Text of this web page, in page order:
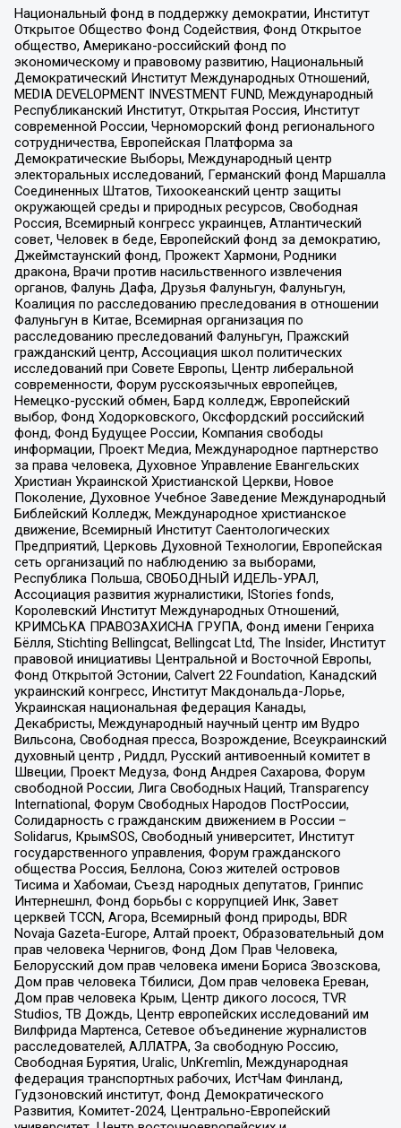
Национальный фонд в поддержку демократии, Институт
Открытое Общество Фонд Содействия, Фонд Открытое
общество, Американо-российский фонд по
экономическому и правовому развитию, Национальный
Демократический Институт Международных Отношений,
MEDIA DEVELOPMENT INVESTMENT FUND, Международный
Республиканский Институт, Открытая Россия, Институт
современной России, Черноморский фонд регионального
сотрудничества, Европейская Платформа за
Демократические Выборы, Международный центр
электоральных исследований, Германский фонд Маршалла
Соединенных Штатов, Тихоокеанский центр защиты
окружающей среды и природных ресурсов, Свободная
Россия, Всемирный конгресс украинцев, Атлантический
совет, Человек в беде, Европейский фонд за демократию,
Джеймстаунский фонд, Прожект Хармони, Родники
дракона, Врачи против насильственного извлечения
органов, Фалунь Дафа, Друзья Фалуньгун, Фалуньгун,
Коалиция по расследованию преследования в отношении
Фалуньгун в Китае, Всемирная организация по
расследованию преследований Фалуньгун, Пражский
гражданский центр, Ассоциация школ политических
исследований при Совете Европы, Центр либеральной
современности, Форум русскоязычных европейцев,
Немецко-русский обмен, Бард колледж, Европейский
выбор, Фонд Ходорковского, Оксфордский российский
фонд, Фонд Будущее России, Компания свободы
информации, Проект Медиа, Международное партнерство
за права человека, Духовное Управление Евангельских
Христиан Украинской Христианской Церкви, Новое
Поколение, Духовное Учебное Заведение Международный
Библейский Колледж, Международное христианское
движение, Всемирный Институт Саентологических
Предприятий, Церковь Духовной Технологии, Европейская
сеть организаций по наблюдению за выборами,
Республика Польша, СВОБОДНЫЙ ИДЕЛЬ-УРАЛ,
Ассоциация развития журналистики, IStories fonds,
Королевский Институт Международных Отношений,
КРИМСЬКА ПРАВОЗАХИСНА ГРУПА, Фонд имени Генриха
Бёлля, Stichting Bellingcat, Bellingcat Ltd, The Insider, Институт
правовой инициативы Центральной и Восточной Европы,
Фонд Открытой Эстонии, Calvert 22 Foundation, Канадский
украинский конгресс, Институт Макдональда-Лорье,
Украинская национальная федерация Канады,
Декабристы, Международный научный центр им Вудро
Вильсона, Свободная пресса, Возрождение, Всеукраинский
духовный центр , Риддл, Русский антивоенный комитет в
Швеции, Проект Медуза, Фонд Андрея Сахарова, Форум
свободной России, Лига Свободных Наций, Transparеncy
International, Форум Свободных Народов ПостРоссии,
Солидарность с гражданским движением в России –
Solidarus, КрымSOS, Свободный университет, Институт
государственного управления, Форум гражданского
общества Россия, Беллона, Союз жителей островов
Тисима и Хабомаи, Съезд народных депутатов, Гринпис
Интернешнл, Фонд борьбы с коррупцией Инк, Завет
церквей TCCN, Агора, Всемирный фонд природы, BDR
Novaja Gazeta-Europe, Алтай проект, Образовательный дом
прав человека Чернигов, Фонд Дом Прав Человека,
Белорусский дом прав человека имени Бориса Звозскова,
Дом прав человека Тбилиси, Дом прав человека Ереван,
Дом прав человека Крым, Центр дикого лосося, TVR
Studios, ТВ Дождь, Центр европейских исследований им
Вилфрида Мартенса, Сетевое объединение журналистов
расследователей, АЛЛАТРА, За свободную Россию,
Свободная Бурятия, Uralic, UnKremlin, Международная
федерация транспортных рабочих, ИстЧам Финланд,
Гудзоновский институт, Фонд Демократического
Развития, Комитет-2024, Центрально-Европейский